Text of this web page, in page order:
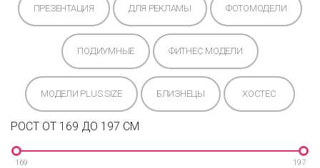
ПРЕЗЕНТАЦИЯ ДЛЯ РЕКЛАМЫ ФОТОМОДЕЛИ
ПОДИУМНЫЕ ФИТНЕС МОДЕЛИ
МОДЕЛИ PLUS SIZE БЛИЗНЕЦЫ ХОСТЕС
РОСТ ОТ 169 ДО 197 СМ
169 197